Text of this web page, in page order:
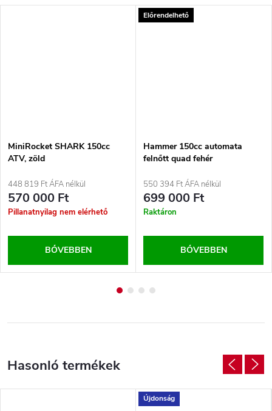
MiniRocket SHARK 150cc
ATV, zöld
448 819 Ft ÁFA nélkül
570 000 Ft
Pillanatnyilag nem elérhető
BŐVEBBEN
Előrendelhető
Hammer 150cc automata
felnőtt quad fehér
550 394 Ft ÁFA nélkül
699 000 Ft
Raktáron
BŐVEBBEN
Újdonság